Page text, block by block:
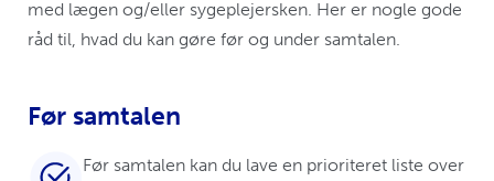
med lægen og/eller sygeplejersken. Her er nogle gode
råd til, hvad du kan gøre før og under samtalen.
Før samtalen
Før samtalen kan du lave en prioriteret liste over